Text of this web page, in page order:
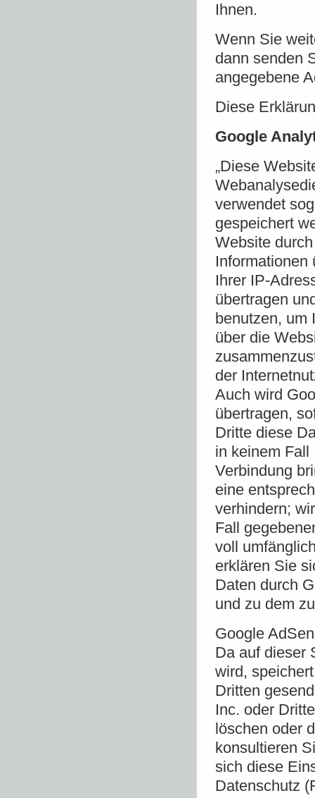
Ihnen.
Wenn Sie
dann senden
angegebene
Diese
Google
„Diese
verwendet
gespeichert
Website
Informationen
Ihrer IP-
übertragen
benutzen, um
über die
der
Auch wird
übertragen,
Dritte diese
in keinem Fall
Verbindung
eine
verhindern;
Fall
voll
erklären Sie
Daten durch
und zu dem
Google
Da auf dieser
wird,
Dritten
Inc. oder
löschen oder
konsultieren
sich diese
Datenschutz